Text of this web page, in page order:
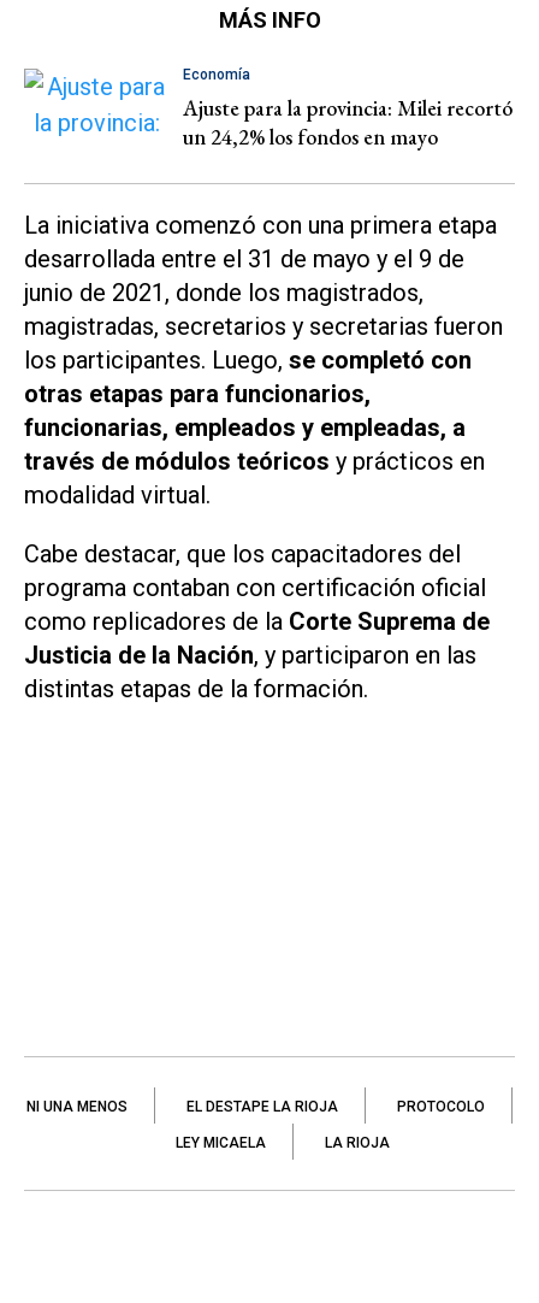
MÁS INFO
Economía
Ajuste para la provincia: Milei recortó
un 24,2% los fondos en mayo
La iniciativa comenzó con una primera etapa
desarrollada entre el 31 de mayo y el 9 de
junio de 2021, donde los magistrados,
magistradas, secretarios y secretarias fueron
los participantes. Luego, se completó con
otras etapas para funcionarios,
funcionarias, empleados y empleadas, a
través de módulos teóricos y prácticos en
modalidad virtual.
Cabe destacar, que los capacitadores del
programa contaban con certificación oficial
como replicadores de la Corte Suprema de
Justicia de la Nación, y participaron en las
distintas etapas de la formación.
NI UNA MENOS EL DESTAPE LA RIOJA PROTOCOLO
LEY MICAELA LA RIOJA